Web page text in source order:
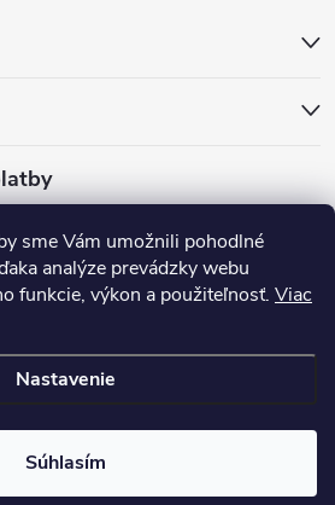
sme Vám umožnili pohodlné
analýze prevádzky webu
funkcie, výkon a použiteľnosť. Viac
Nastavenie
Súhlasím
nastavenie cookies